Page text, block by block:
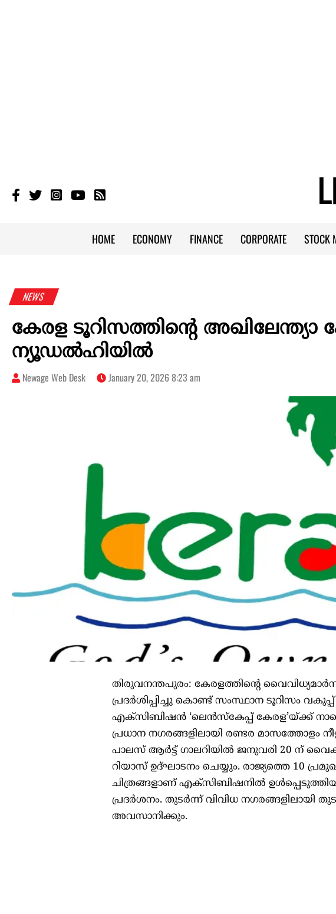
HOME ECONOMY FINANCE CORPORATE STOCK
NEWS
കേരള ടൂറിസത്തിന്‍റെ അഖിലേന്ത്യാ
ന്യൂഡല്‍ഹിയില്‍
Newage Web Desk January 20, 2026 8:23 am
തിരുവനന്തപുരം: കേരളത്തിന്‍റെ
പ്രദര്‍ശിപ്പിച്ചു കൊണ്ട് സംസ്ഥാന ടൂറിസം
എക്സിബിഷന്‍ ‘ലെന്‍സ്കേപ്പ് കേരള’യ്ക്ക്
പ്രധാന നഗരങ്ങളിലായി രണ്ടര മാസത്തോളം
പാലസ് ആര്‍ട്ട് ഗാലറിയില്‍ ജനുവരി 20 ന്
റിയാസ് ഉദ്ഘാടനം ചെയ്യും. രാജ്യത്തെ 10
ചിത്രങ്ങളാണ് എക്സിബിഷനില്‍
പ്രദര്‍ശനം. തുടര്‍ന്ന് വിവിധ നഗരങ്ങളിലായി
അവസാനിക്കും.